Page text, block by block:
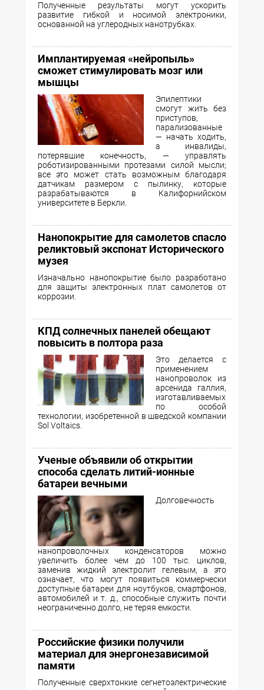
Полученные результаты могут ускорить
развитие гибкой и носимой электроники,
основанной на углеродных нанотрубках.
Имплантируемая «нейропыль»
сможет стимулировать мозг или
мышцы
Эпилептики
смогут жить без
приступов,
парализованные
— начать ходить,
а инвалиды,
потерявшие конечность, — управлять
роботизированными протезами силой мысли;
все это может стать возможным благодаря
датчикам размером с пылинку, которые
разрабатываются в Калифорнийском
университете в Беркли.
Нанопокрытие для самолетов спасло
реликтовый экспонат Исторического
музея
Изначально нанопокрытие было разработано
для защиты электронных плат самолетов от
коррозии.
КПД солнечных панелей обещают
повысить в полтора раза
Это делается с
применением
нанопроволок из
арсенида галлия,
изготавливаемых
по особой
технологии, изобретенной в шведской компании
Sol Voltaics.
Ученые объявили об открытии
способа сделать литий-ионные
батареи вечными
Долговечность
нанопроволочных конденсаторов можно
увеличить более чем до 100 тыс. циклов,
заменив жидкий электролит гелевым, а это
означает, что могут появиться коммерчески
доступные батареи для ноутбуков, смартфонов,
автомобилей и т. д., способные служить почти
неограниченно долго, не теряя емкости.
Российские физики получили
материал для энергонезависимой
памяти
Полученные сверхтонкие сегнетоэлектрические